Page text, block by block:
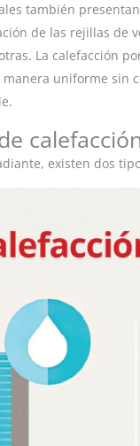
también
de las rejillas de
La calefacción
uniforme sin
existen dos